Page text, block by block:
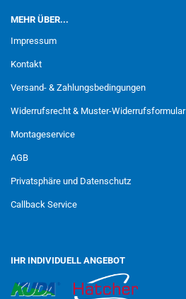
MEHR ÜBER...
Impressum
Kontakt
Versand- & Zahlungsbedingungen
Widerrufsrecht & Muster-Widerrufsformular
Montageservice
AGB
Privatsphäre und Datenschutz
Callback Service
IHR INDIVIDUELL ANGEBOT